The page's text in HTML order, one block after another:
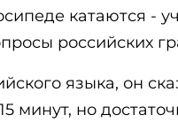
катаются -
российских
языка, он
минут, но